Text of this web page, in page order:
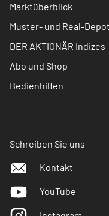
Marktüberblick
Muster- und Real-
DER AKTIONÄR Indizes
Abo und Shop
Bedienhilfen
Schreiben Sie uns
Kontakt
YouTube